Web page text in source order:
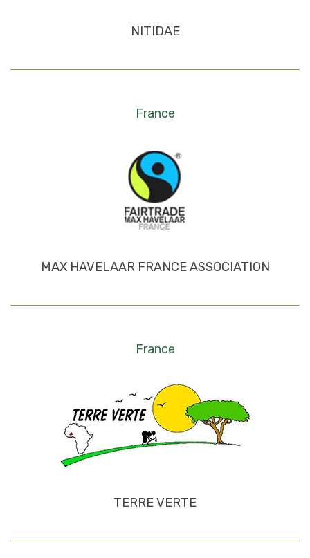
NITIDAE
France
MAX HAVELAAR FRANCE ASSOCIATION
France
TERRE VERTE